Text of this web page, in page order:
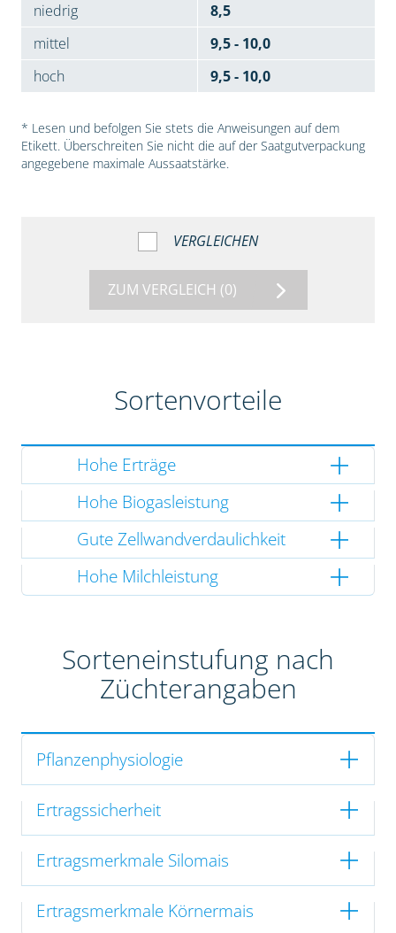
niedrig
8,5
mittel
9,5 - 10,0
hoch
9,5 - 10,0
* Lesen und befolgen Sie stets die Anweisungen auf dem
Etikett. Überschreiten Sie nicht die auf der Saatgutverpackung
angegebene maximale Aussaatstärke.
VERGLEICHEN
ZUM VERGLEICH (0)
Sortenvorteile
Hohe Erträge
Hohe Biogasleistung
Gute Zellwandverdaulichkeit
Hohe Milchleistung
Sorteneinstufung nach
Züchterangaben
Pflanzenphysiologie
Ertragssicherheit
Ertragsmerkmale Silomais
Ertragsmerkmale Körnermais